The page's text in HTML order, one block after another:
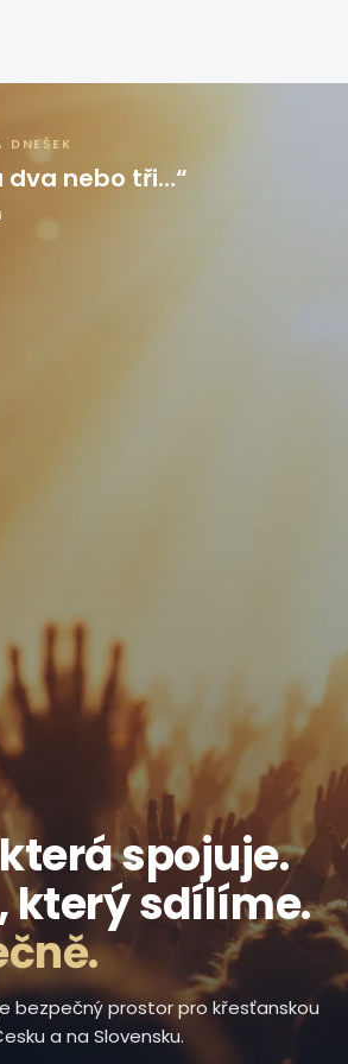
spojuje.
který sdílíme.
bezpečný prostor pro křesťanskou
a na Slovensku.
DNEŠEK
dva nebo tři…“